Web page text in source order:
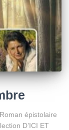
épistolaire
D’ICI ET